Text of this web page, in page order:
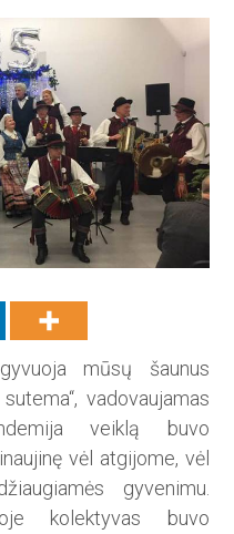
mūsų šaunus
vadovaujamas
veiklą buvo
vėl atgijome, vėl
gyvenimu.
kolektyvas buvo